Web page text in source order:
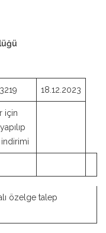
18.12.2023
için
indirimi
özelge talep